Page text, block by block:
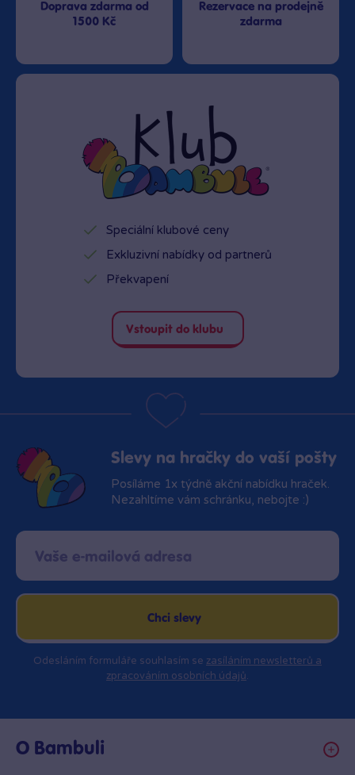
Doprava zdarma od
1500 Kč
Rezervace na prodejně
zdarma
Speciální klubové ceny
Exkluzivní nabídky od partnerů
Překvapení
Vstoupit do klubu
Slevy na hračky do vaší pošty
Posíláme 1x týdně akční nabídku hraček.
Nezahltíme vám schránku, nebojte :)
Chci slevy
Odesláním formuláře souhlasím se zasíláním newsletterů a
zpracováním osobních údajů.
O Bambuli